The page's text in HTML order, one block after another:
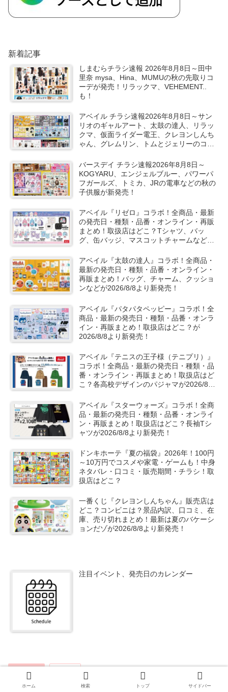
新着記事
しまむらチラシ速報 2026年8月8日～田中
里奈 mysa、Hina、MUMUの秋の先取りコ
ーデが発売！リラックマ、VEHEMENT..
も！
アベイル チラシ速報2026年8月8日～サン
リオのギャルアート、太鼓の達人、リラッ
クマ、仮面ライダー電王、クレヨンしんち
ゃん、グレムリン、トムとジェリーのコラ
バースデイ チラシ速報2026年8月8日～
KOGYARU、エンジェルブルー、パワーパ
フガールズ、トミカ、JRの電車などの秋の
子供服が新発売！
アベイル『リゼロ』コラボ！全商品・最新
の発売日・種類・品番・オンライン・再販
まとめ！取扱店はどこ？Tシャツ、バッ
グ、缶バッジ、マスコットチャームなどが
アベイル『太鼓の達人』コラボ！全商品・
最新の発売日・種類・品番・オンライン・
再販まとめ！バッグ、チャーム、クッショ
ンなどが2026/8/8より新発売！
アベイル『パタパタペッピー』コラボ！全
商品・最新の発売日・種類・品番・オンラ
イン・再販まとめ！取扱店はどこ？が
2026/8/8より新発売！
アベイル『テニスの王子様（テニプリ）』
コラボ！全商品・最新の発売日・種類・品
番・オンライン・再販まとめ！取扱店はど
こ？各高校デザインのパジャマが2026/8/8
アベイル『スターウォーズ』コラボ！全商
品・最新の発売日・種類・品番・オンライ
ン・再販まとめ！取扱店はどこ？長袖Tシ
ャツが2026/8/8より新発売！
ドンキホーテ『夏の福袋』2026年！100円
～10万円でコスメや家電・ゲームも！中身
ネタバレ・口コミ・販売期間・チラシ！取
扱店はどこ？
一番くじ『クレヨンしんちゃん』販売店は
どこ？コンビニは？景品内訳、口コミ、在
庫、売り切れまとめ！最新は夏のバケーシ
ョンだゾが2026/8/8より新発売！
注目イベント、発売日のカレンダー
ホーム 検索 トップ サイドバー